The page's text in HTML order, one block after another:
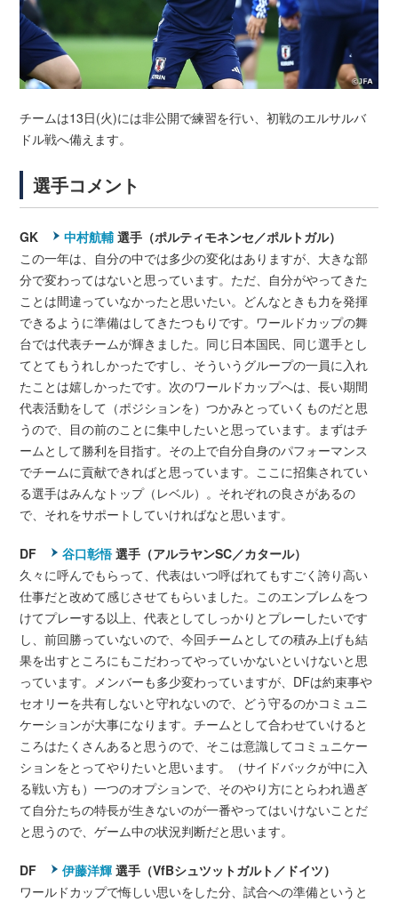
チームは13日(火)には非公開で練習を行い、初戦のエルサルバ
ドル戦へ備えます。
選手コメント
GK 中村航輔 選手（ポルティモネンセ／ポルトガル）
この一年は、自分の中では多少の変化はありますが、大きな部
分で変わってはないと思っています。ただ、自分がやってきた
ことは間違っていなかったと思いたい。どんなときも力を発揮
できるように準備はしてきたつもりです。ワールドカップの舞
台では代表チームが輝きました。同じ日本国民、同じ選手とし
てとてもうれしかったですし、そういうグループの一員に入れ
たことは嬉しかったです。次のワールドカップへは、長い期間
代表活動をして（ポジションを）つかみとっていくものだと思
うので、目の前のことに集中したいと思っています。まずはチ
ームとして勝利を目指す。その上で自分自身のパフォーマンス
でチームに貢献できればと思っています。ここに招集されてい
る選手はみんなトップ（レベル）。それぞれの良さがあるの
で、それをサポートしていければなと思います。
DF 谷口彰悟 選手（アルラヤンSC／カタール）
久々に呼んでもらって、代表はいつ呼ばれてもすごく誇り高い
仕事だと改めて感じさせてもらいました。このエンブレムをつ
けてプレーする以上、代表としてしっかりとプレーしたいです
し、前回勝っていないので、今回チームとしての積み上げも結
果を出すところにもこだわってやっていかないといけないと思
っています。メンバーも多少変わっていますが、DFは約束事や
セオリーを共有しないと守れないので、どう守るのかコミュニ
ケーションが大事になります。チームとして合わせていけると
ころはたくさんあると思うので、そこは意識してコミュニケー
ションをとってやりたいと思います。（サイドバックが中に入
る戦い方も）一つのオプションで、そのやり方にとらわれ過ぎ
て自分たちの特長が生きないのが一番やってはいけないことだ
と思うので、ゲーム中の状況判断だと思います。
DF 伊藤洋輝 選手（VfBシュツットガルト／ドイツ）
ワールドカップで悔しい思いをした分、試合への準備というと